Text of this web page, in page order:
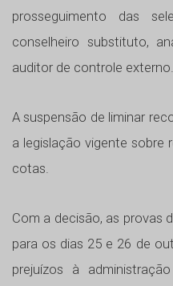
prosseguimento das
conselheiro substituto,
auditor de controle externo.
A suspensão de liminar
a legislação vigente sobre
cotas.
Com a decisão, as provas
para os dias 25 e 26 de
prejuízos à